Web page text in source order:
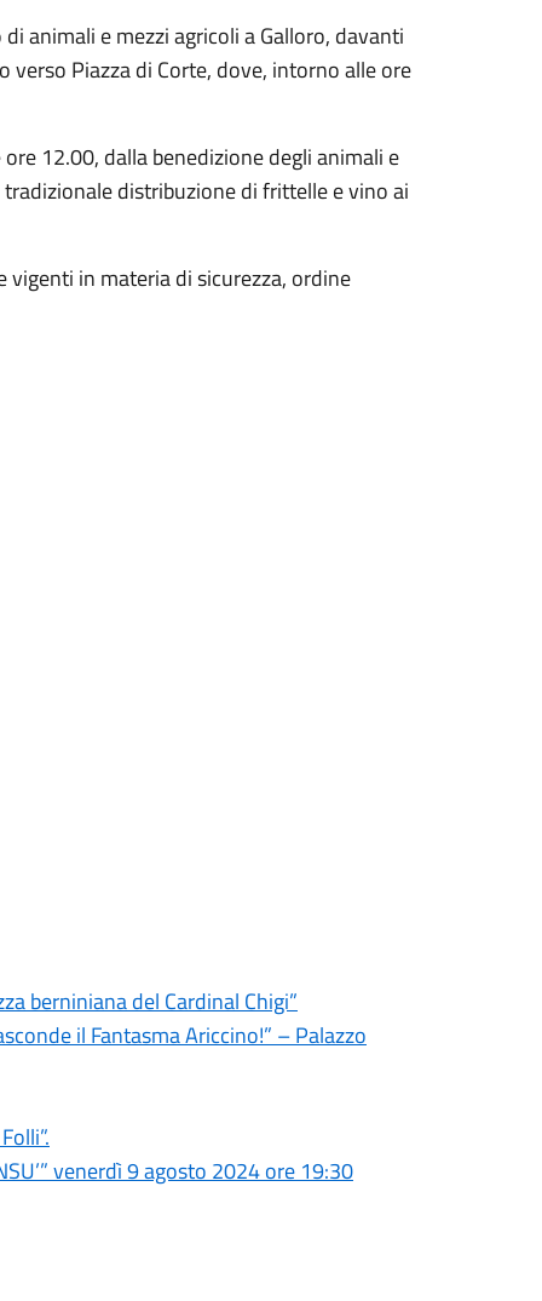
animali e mezzi agricoli a Galloro, davanti
verso Piazza di Corte, dove, intorno alle ore
12.00, dalla benedizione degli animali e
distribuzione di frittelle e vino ai
in materia di sicurezza, ordine
berniniana del Cardinal Chigi”
il Fantasma Ariccino!” – Palazzo
venerdì 9 agosto 2024 ore 19:30